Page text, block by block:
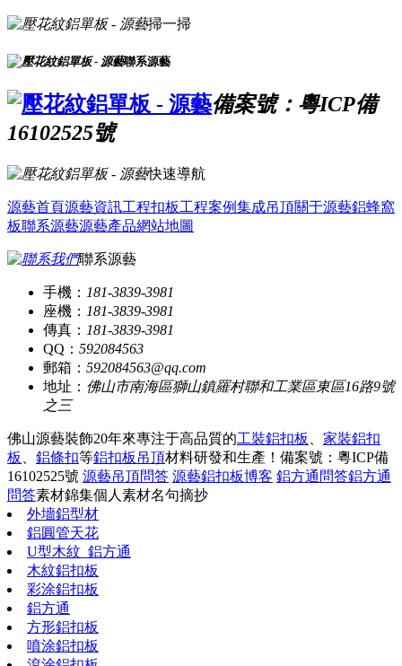
掃一掃
聯系源藝
備案號：粵ICP備
16102525號
快速導航
源藝首頁源藝資訊工程扣板工程案例集成吊頂關于源藝鋁蜂窩
板聯系源藝源藝產品網站地圖
聯系源藝
手機： 181-3839-3981
座機： 181-3839-3981
傳真： 181-3839-3981
QQ： 592084563
郵箱： 592084563@qq.com
地址： 佛山市南海區獅山鎮羅村聯和工業區東區16路9號
之三
佛山源藝裝飾20年來專注于高品質的工裝鋁扣板
家裝鋁扣
板
鋁條扣等鋁扣板吊頂材料研發和生產！ 備案號：粵ICP備
16102525號 源藝吊頂問答 源藝鋁扣板博客 鋁方通問答鋁方通
問答素材錦集個人素材名句摘抄
外墻鋁型材
鋁圓管天花
U型木紋_鋁方通
木紋鋁扣板
彩涂鋁扣板
鋁方通
方形鋁扣板
噴涂鋁扣板